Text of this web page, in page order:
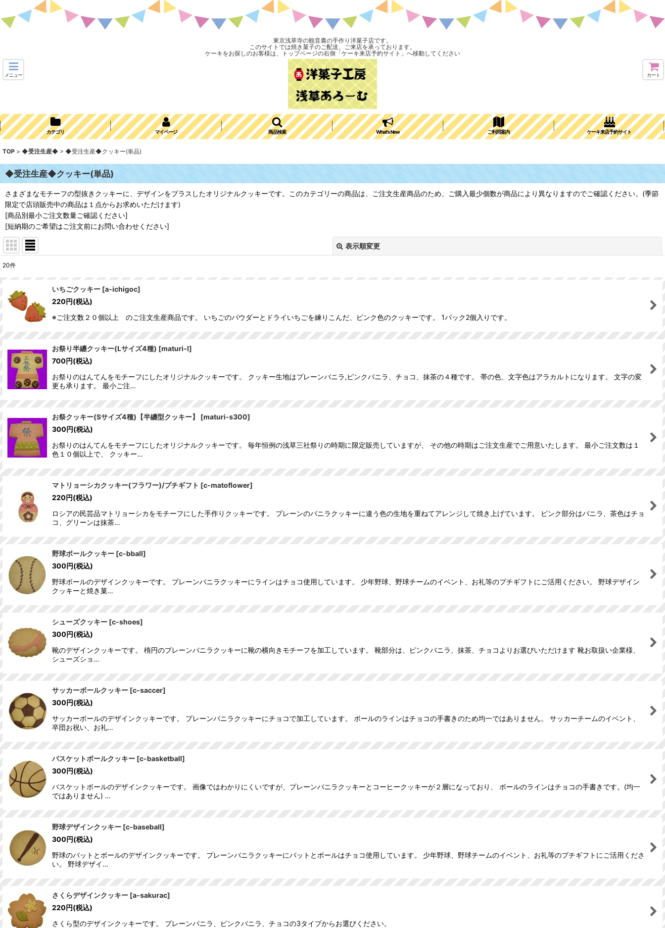
東京浅草寺の観音裏の手作り洋菓子店です。
このサイトでは焼き菓子のご配送、ご来店を承っております。
ケーキをお探しのお客様は、トップページの右側「ケーキ来店予約サイト」へ移動してください
メニュー カート
カテゴリ マイページ 商品検索 What's New ご利用案内 ケーキ来店予約サイト
TOP > ◆受注生産◆ > ◆受注生産◆クッキー(単品)
◆受注生産◆クッキー(単品)
さまざまなモチーフの型抜きクッキーに、デザインをプラスしたオリジナルクッキーです。このカテゴリーの商品は、ご注文生産商品のため、ご購入最少個数が商品により異なりますのでご確認ください。(季節
限定で店頭販売中の商品は１点からお求めいただけます)
[商品別最小ご注文数量ご確認ください]
[短納期のご希望はご注文前にお問い合わせください]
表示順変更
並び順 :
20件
いちごクッキー [a-ichigoc]
220円(税込)
※ご注文数２０個以上 のご注文生産商品です。 いちごのパウダーとドライいちごを練りこんだ、ピンク色のクッキーです。 1パック2個入りです。
お祭り半纏クッキー(Lサイズ4種) [maturi-l]
700円(税込)
お祭りのはんてんをモチーフにしたオリジナルクッキーです。 クッキー生地はプレーンバニラ,ピンクバニラ、チョコ、抹茶の４種です。 帯の色、文字色はアラカルトになります。 文字の変
更も承ります。 最小ご注…
お祭クッキー(Sサイズ4種)【半纏型クッキー】 [maturi-s300]
300円(税込)
お祭りのはんてんをモチーフにしたオリジナルクッキーです。 毎年恒例の浅草三社祭りの時期に限定販売していますが、 その他の時期はご注文生産でご用意いたします。 最小ご注文数は１
色１０個以上で、 クッキー…
マトリョーシカクッキー(フラワー)/プチギフト [c-matoflower]
220円(税込)
ロシアの民芸品マトリョーシカをモチーフにした手作りクッキーです。 プレーンのバニラクッキーに違う色の生地を重ねてアレンジして焼き上げています。 ピンク部分はバニラ、茶色はチョ
コ、グリーンは抹茶…
野球ボールクッキー [c-bball]
300円(税込)
野球ボールのデザインクッキーです。 プレーンバニラクッキーにラインはチョコ使用しています。 少年野球、野球チームのイベント、お礼等のプチギフトにご活用ください。 野球デザイン
クッキーと焼き菓…
シューズクッキー [c-shoes]
300円(税込)
靴のデザインクッキーです。 楕円のプレーンバニラクッキーに靴の横向きモチーフを加工しています。 靴部分は、ピンクバニラ、抹茶、チョコよりお選びいただけます 靴お取扱い企業様、
シューズショ…
サッカーボールクッキー [c-saccer]
300円(税込)
サッカーボールのデザインクッキーです。 プレーンバニラクッキーにチョコで加工しています。 ボールのラインはチョコの手書きのため均一ではありません。 サッカーチームのイベント、
卒団お祝い、お礼…
バスケットボールクッキー [c-basketball]
300円(税込)
バスケットボールのデザインクッキーです。 画像ではわかりにくいですが、プレーンバニラクッキーとコーヒークッキーが２層になっており、 ボールのラインはチョコの手書きです。(均一
ではありません) …
野球デザインクッキー [c-baseball]
300円(税込)
野球のバットとボールのデザインクッキーです。 プレーンバニラクッキーにバットとボールはチョコ使用しています。 少年野球、野球チームのイベント、お礼等のプチギフトにご活用くださ
い。 野球デザイ…
さくらデザインクッキー [a-sakurac]
220円(税込)
さくら型のデザインクッキーです。 プレーンバニラ、ピンクバニラ、チョコの3タイプからお選びください。